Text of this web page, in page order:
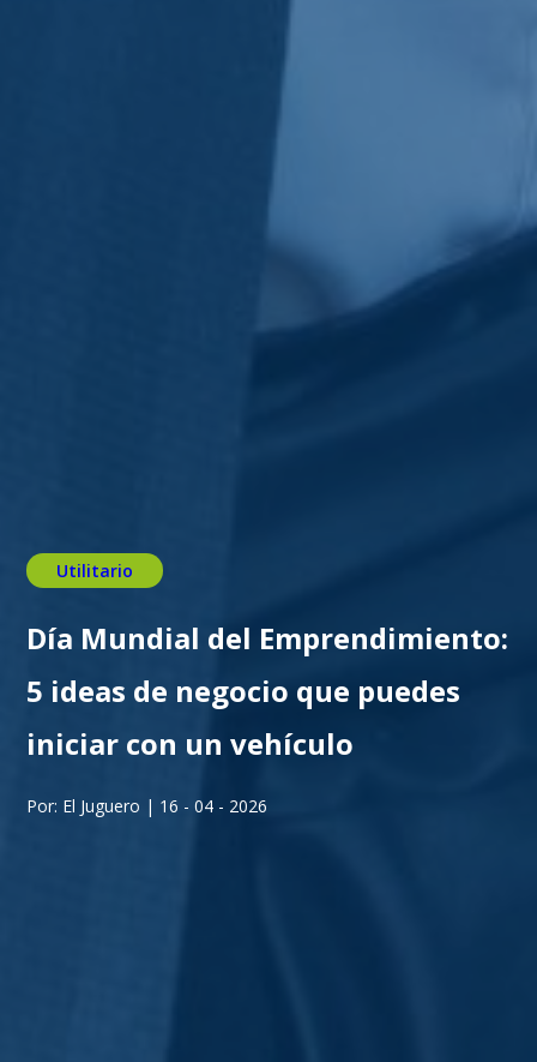
Utilitario
Día Mundial del Emprendimiento:
5 ideas de negocio que puedes
iniciar con un vehículo
Por: El Juguero | 16 - 04 - 2026